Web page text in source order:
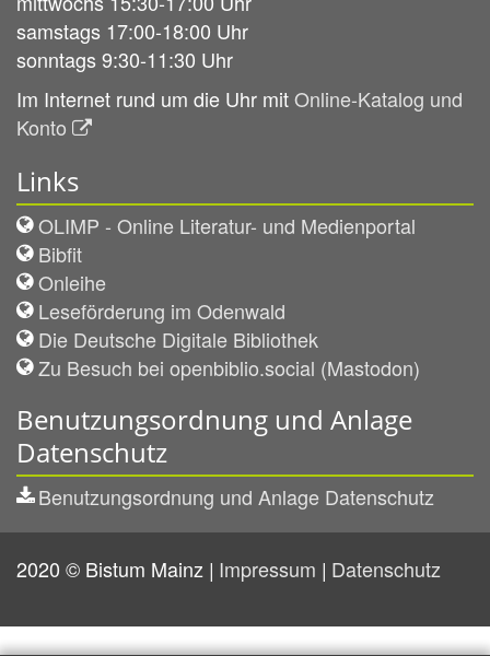
samstags 17:00-18:00 Uhr
sonntags 9:30-11:30 Uhr
Im Internet rund um die Uhr mitOnline-Katalog und
Konto
Links
OLIMP - Online Literatur- und Medienportal
Bibfit
Onleihe
Leseförderung im Odenwald
Die Deutsche Digitale Bibliothek
Zu Besuch bei openbiblio.social (Mastodon)
Benutzungsordnung und Anlage
Datenschutz
Benutzungsordnung und Anlage Datenschutz
2020 © Bistum Mainz Impressum Datenschutz